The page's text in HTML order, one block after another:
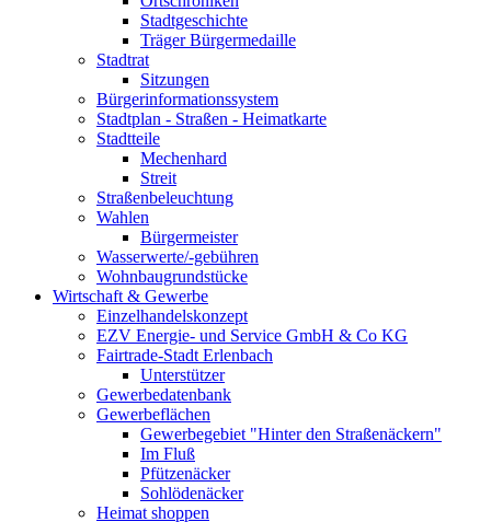
Stadtgeschichte
Träger Bürgermedaille
Stadtrat
Sitzungen
Bürgerinformationssystem
Stadtplan - Straßen - Heimatkarte
Stadtteile
Mechenhard
Streit
Straßenbeleuchtung
Wahlen
Bürgermeister
Wasserwerte/-gebühren
Wohnbaugrundstücke
Wirtschaft & Gewerbe
Einzelhandelskonzept
EZV Energie- und Service GmbH & Co KG
Fairtrade-Stadt Erlenbach
Unterstützer
Gewerbedatenbank
Gewerbeflächen
Gewerbegebiet "Hinter den Straßenäckern"
Im Fluß
Pfützenäcker
Sohlödenäcker
Heimat shoppen